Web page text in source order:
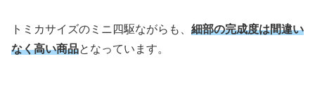
トミカサイズのミニ四駆ながらも、 細部の完成度は間違い
なく高い商品となっています。